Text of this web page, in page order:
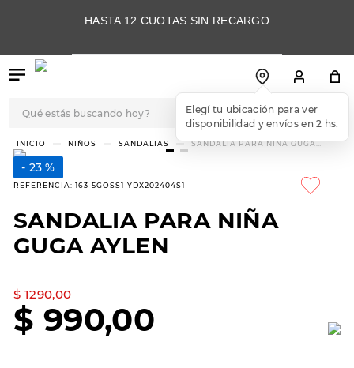
HASTA 12 CUOTAS SIN RECARGO
NIÑOS SANDALIAS
SANDALIA PARA NIÑA GUGA
23 %
REFERENCIA: 163-5GOSS1-YDX202404S1
SANDALIA PARA NIÑA
GUGA AYLEN
$ 1290,00
$ 990,00
TÉRMINOS MÁS
BUSCADOS
1
skechers